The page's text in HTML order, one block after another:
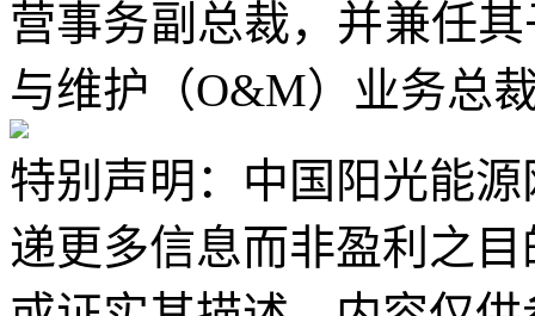
营事务副总裁，并兼任其
与维护（O&M）业务总
特别声明：中国阳光能
递更多信息而非盈利之